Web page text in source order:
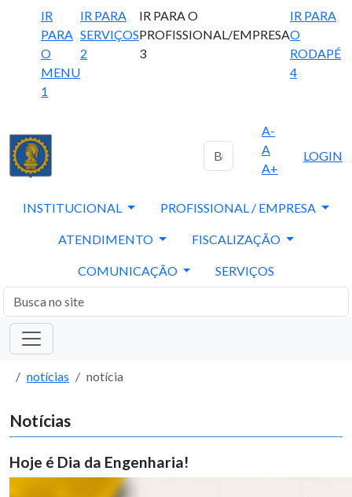
IR
PARA
O
MENU
1
IR PARA
SERVIÇOS
2
IR PARA O
PROFISSIONAL/EMPRESA
3
IR PARA
O
RODAPÉ
4
A-
A
A+
LOGIN
INSTITUCIONAL PROFISSIONAL / EMPRESA
ATENDIMENTO FISCALIZAÇÃO
COMUNICAÇÃO SERVIÇOS
notícias notícia
Notícias
Hoje é Dia da Engenharia!